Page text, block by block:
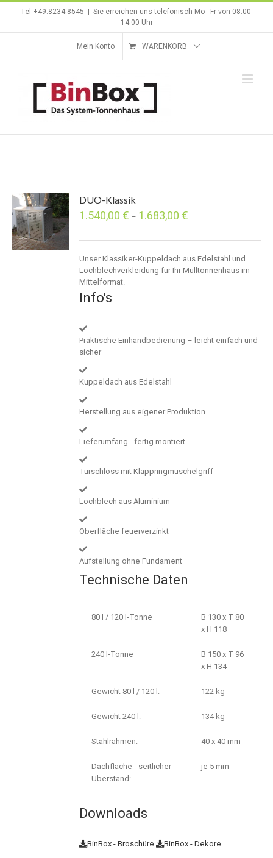
Tel +49.8234.8545
Sie erreichen uns telefonisch Mo - Fr von 08.00-
14.00 Uhr
Mein Konto WARENKORB
DUO-Klassik
1.540,00 € – 1.683,00 €
Unser Klassiker-Kuppeldach aus Edelstahl und
Lochblechverkleidung für Ihr Mülltonnenhaus im
Mittelformat.
Info's
Praktische Einhandbedienung – leicht einfach und
sicher
Kuppeldach aus Edelstahl
Herstellung aus eigener Produktion
Lieferumfang - fertig montiert
Türschloss mit Klappringmuschelgriff
Lochblech aus Aluminium
Oberfläche feuerverzinkt
Aufstellung ohne Fundament
Technische Daten
80 l / 120 l-Tonne
B 130 x T 80
x H 118
240 l-Tonne
B 150 x T 96
x H 134
Gewicht 80 l / 120 l: 122 kg
Gewicht 240 l: 134 kg
Stahlrahmen: 40 x 40 mm
Dachfläche - seitlicher
Überstand:
je 5 mm
Downloads
BinBox - Broschüre BinBox - Dekore